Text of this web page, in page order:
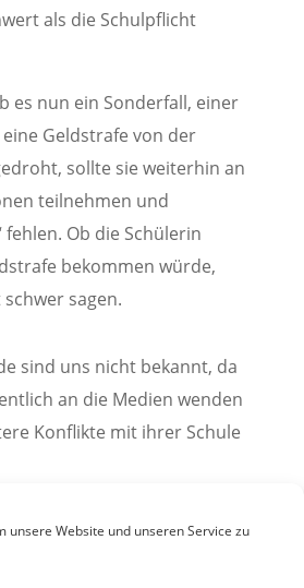
unsere Website und unseren Service zu
als die Schulpflicht
es nun ein Sonderfall, einer
Geldstrafe von der
sollte sie weiterhin an
teilnehmen und
Ob die Schülerin
bekommen würde,
sagen.
sind uns nicht bekannt, da
an die Medien wenden
Konflikte mit ihrer Schule